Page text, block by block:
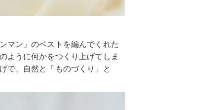
マン」のベストを編んでくれた
ように何かをつくり上げてしま
で、自然と「ものづくり」と